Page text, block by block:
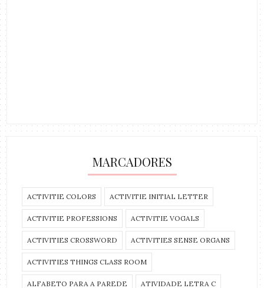
MARCADORES
ACTIVITIE COLORS ACTIVITIE INITIAL LETTER
ACTIVITIE PROFESSIONS ACTIVITIE VOGALS
ACTIVITIES CROSSWORD ACTIVITIES SENSE ORGANS
ACTIVITIES THINGS CLASS ROOM
ALFABETO PARA A PAREDE ATIVIDADE LETRA C